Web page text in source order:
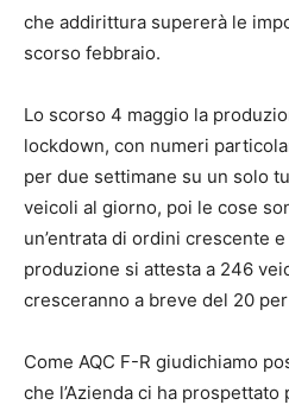
che addirittura supererà le
scorso febbraio.
Lo scorso 4 maggio la
lockdown, con numeri
per due settimane su un solo
veicoli al giorno, poi le cose
un’entrata di ordini crescente
produzione si attesta a 246
cresceranno a breve del 20
Come AQC F-R giudichiamo
che l’Azienda ci ha prospettato